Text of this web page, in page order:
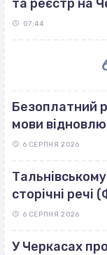
та реєстр на
07:44
Безоплатний
мови
6 СЕРПНЯ 2026
сторічні речі
6 СЕРПНЯ 2026
У Черкасах